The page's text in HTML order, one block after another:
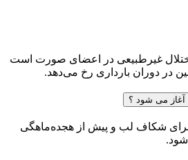
غیرطبیعی در اعضای صورت است
در دوران بارداری رخ می‌دهد.
می شود ؟
شکاف لب و پیش از هجده‌ماهگی